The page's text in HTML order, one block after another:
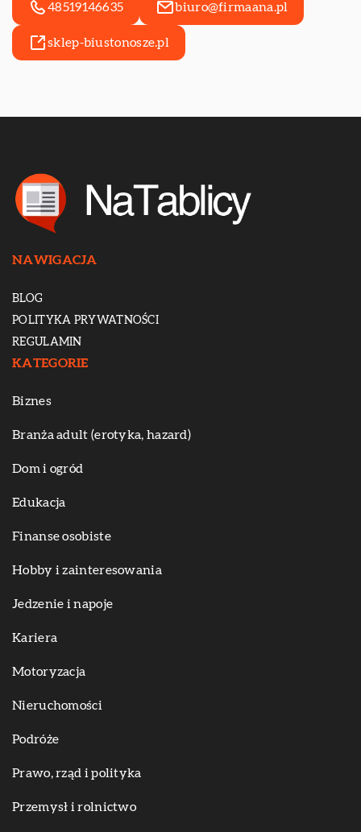
48519146635 biuro@firmaana.pl
sklep-biustonosze.pl
NAWIGACJA
BLOG
POLITYKA PRYWATNOŚCI
REGULAMIN
KATEGORIE
Biznes
Branża adult (erotyka, hazard)
Dom i ogród
Edukacja
Finanse osobiste
Hobby i zainteresowania
Jedzenie i napoje
Kariera
Motoryzacja
Nieruchomości
Podróże
Prawo, rząd i polityka
Przemysł i rolnictwo